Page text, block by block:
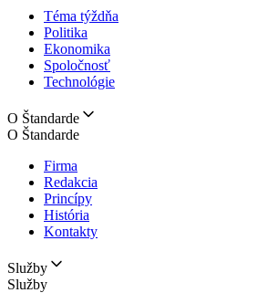
Téma týždňa
Politika
Ekonomika
Spoločnosť
Technológie
O Štandarde
O Štandarde
Firma
Redakcia
Princípy
História
Kontakty
Služby
Služby